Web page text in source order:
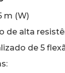
m (W)
de alta
de 5